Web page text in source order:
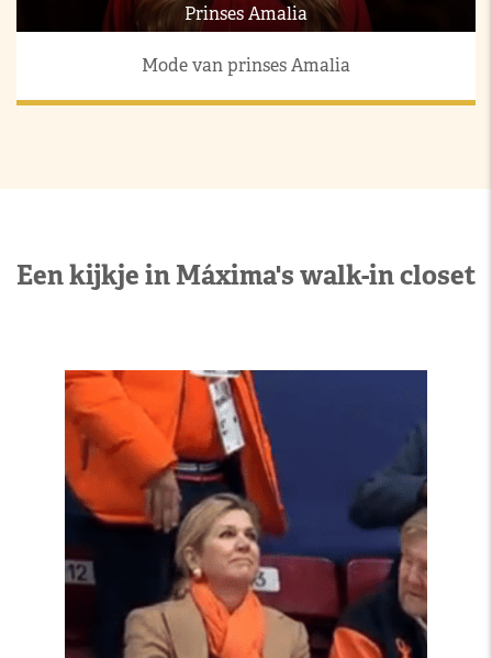
Prinses Amalia
Mode van prinses Amalia
Een kijkje in Máxima's walk-in closet